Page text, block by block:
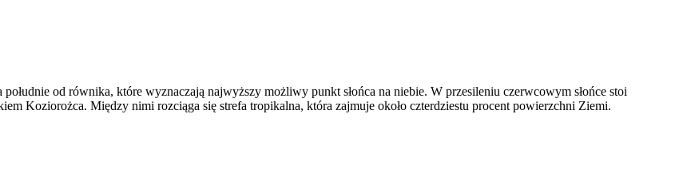
od równika, które wyznaczają najwyższy możliwy punkt słońca na niebie. W przesileniu czerwcowym słońce stoi
Koziorożca. Między nimi rozciąga się strefa tropikalna, która zajmuje około czterdziestu procent powierzchni Ziemi.